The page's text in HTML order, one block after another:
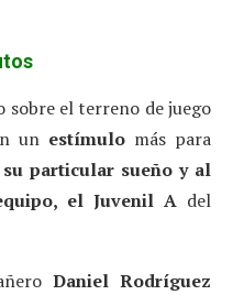
sobre el terreno de juego
un estímulo más para
su particular sueño y al
el Juvenil A del
Daniel Rodríguez